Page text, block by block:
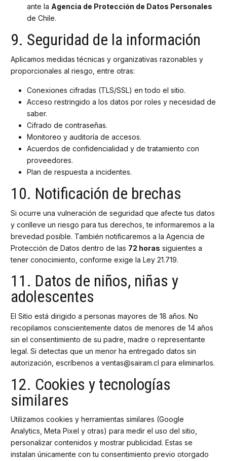
ante la Agencia de Protección de Datos Personales
de Chile.
9. Seguridad de la información
Aplicamos medidas técnicas y organizativas razonables y
proporcionales al riesgo, entre otras:
Conexiones cifradas (TLS/SSL) en todo el sitio.
Acceso restringido a los datos por roles y necesidad de
saber.
Cifrado de contraseñas.
Monitoreo y auditoría de accesos.
Acuerdos de confidencialidad y de tratamiento con
proveedores.
Plan de respuesta a incidentes.
10. Notificación de brechas
Si ocurre una vulneración de seguridad que afecte tus datos
y conlleve un riesgo para tus derechos, te informaremos a la
brevedad posible. También notificaremos a la Agencia de
Protección de Datos dentro de las 72 horas siguientes a
tener conocimiento, conforme exige la Ley 21.719.
11. Datos de niños, niñas y
adolescentes
El Sitio está dirigido a personas mayores de 18 años. No
recopilamos conscientemente datos de menores de 14 años
sin el consentimiento de su padre, madre o representante
legal. Si detectas que un menor ha entregado datos sin
autorización, escríbenos a ventas@sairam.cl para eliminarlos.
12. Cookies y tecnologías
similares
Utilizamos cookies y herramientas similares (Google
Analytics, Meta Pixel y otras) para medir el uso del sitio,
personalizar contenidos y mostrar publicidad. Estas se
instalan únicamente con tu consentimiento previo otorgado